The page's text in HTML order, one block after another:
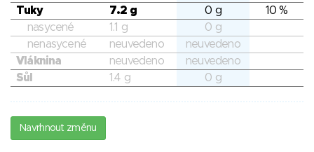
Tuky
7.2 g 0 g
10 %
nasycené
1.1 g
0 g
nenasycené
neuvedeno
neuvedeno
Vláknina
neuvedeno
neuvedeno
Sůl
1.4 g 0 g
Navrhnout změnu